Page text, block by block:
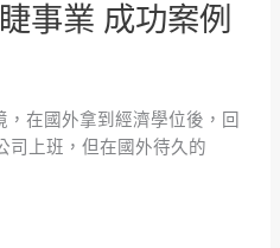
事業 成功案例
在國外拿到經濟學位後，回
司上班，但在國外待久的